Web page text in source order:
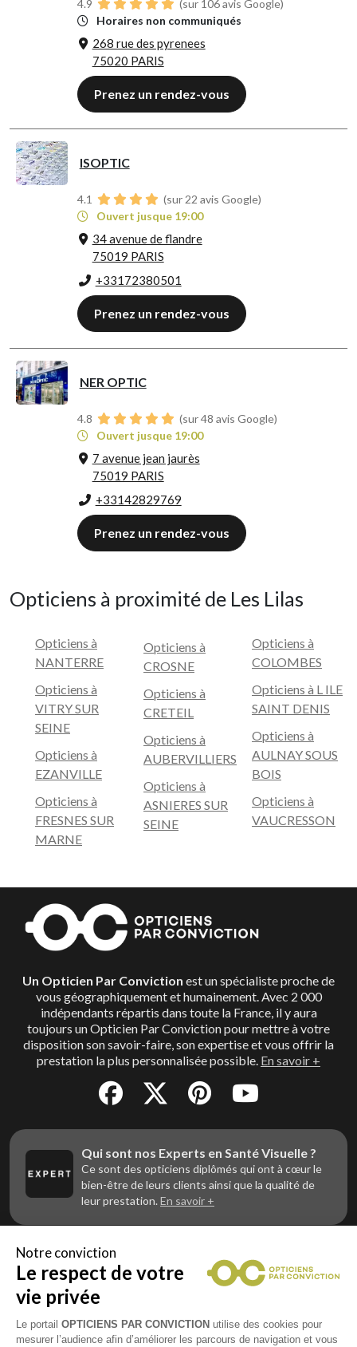
4.9
(sur 106 avis Google)
Horaires non communiqués
268 rue des pyrenees
75020 PARIS
Prenez un rendez-vous
ISOPTIC
4.1
(sur 22 avis Google)
Ouvert jusque 19:00
34 avenue de flandre
75019 PARIS
+33172380501
Prenez un rendez-vous
NER OPTIC
4.8
(sur 48 avis Google)
Ouvert jusque 19:00
7 avenue jean jaurès
75019 PARIS
+33142829769
Prenez un rendez-vous
Opticiens à proximité de Les Lilas
Opticiens à
NANTERRE
Opticiens à
VITRY SUR
SEINE
Opticiens à
EZANVILLE
Opticiens à
FRESNES SUR
MARNE
Opticiens à
CROSNE
Opticiens à
CRETEIL
Opticiens à
AUBERVILLIERS
Opticiens à
ASNIERES SUR
SEINE
Opticiens à
COLOMBES
Opticiens à L ILE
SAINT DENIS
Opticiens à
AULNAY SOUS
BOIS
Opticiens à
VAUCRESSON
Un Opticien Par Conviction est un spécialiste proche de
vous géographiquement et humainement. Avec 2 000
indépendants répartis dans toute la France, il y aura
toujours un Opticien Par Conviction pour mettre à votre
disposition son savoir-faire, son expertise et vous offrir la
prestation la plus personnalisée possible. En savoir +
Qui sont nos Experts en Santé Visuelle ?
Ce sont des opticiens diplômés qui ont à cœur le
bien-être de leurs clients ainsi que la qualité de
leur prestation.En savoir +
Vous êtes un professionnel de la vue et
vous souhaitez nous rejoindre ?
Contactez Alliance Optic, la centrale d’achats et
d’accompagnement des opticiens indépendants
Notre conviction
Le respect de votre
vie privée
Le portail OPTICIENS PAR CONVICTION utilise des cookies pour
mesurer l’audience afin d’améliorer les parcours de navigation et vous